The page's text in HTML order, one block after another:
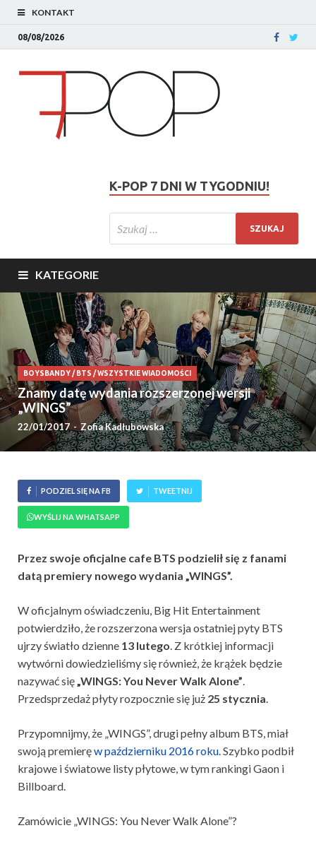
KONTAKT
08/08/2026
K-POP 7 DNI W TYGODNIU!
KATEGORIE
BOYSBANDY/BTS /WSZYSTKIE WIADOMOŚCI
Znamy datę wydania rozszerzonej wersji
„WINGS”
22/01/2017-Zofia Kadłubowska
PODZIEL SIĘ NA FB TWEETNIJ
WYŚLIJ NA WHATSAPP
Przez swoje oficjalne cafe BTS podzielił się z fanami
datą premiery nowego wydania „WINGS”.
W oficjalnym oświadczeniu, Big Hit Entertainment
potwierdziło, że rozszerzona wersja ostatniej pyty BTS
ujrzy światło dzienne 13 lutego. Z krótkiej informacji
wytwórni dowiedzieliśmy się również, że krążek będzie
nazywać się„WINGS: You Never Walk Alone”.
Przedsprzedaż płyty rozpocznie się już 25 stycznia.
Przypomnijmy, że „WINGS”, drugi pełny album BTS, miał
swoją premieręw październiku 2016 roku. Szybko podbił
krajowe i światowe listy płytowe, w tym rankingi Gaon i
Billboard.
Zamówicie „WINGS: You Never Walk Alone”?